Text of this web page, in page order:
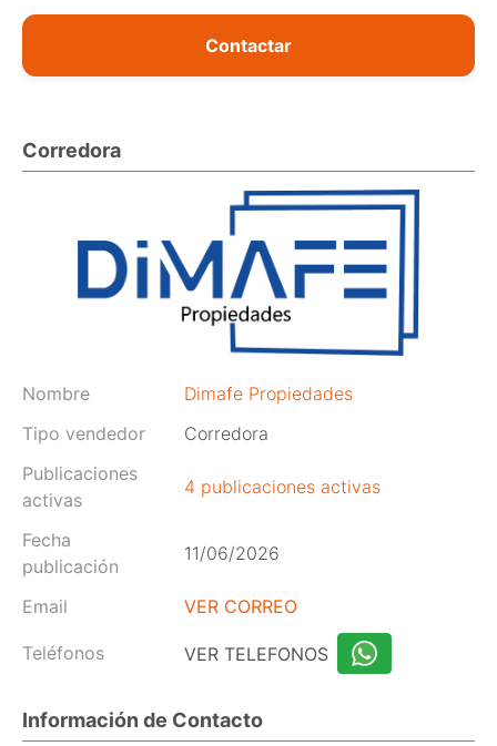
Contactar
Corredora
Nombre
Dimafe Propiedades
Tipo vendedor
Corredora
Publicaciones
activas
4 publicaciones activas
Fecha
publicación
11/06/2026
Email VER CORREO
Teléfonos VER TELEFONOS
Información de Contacto